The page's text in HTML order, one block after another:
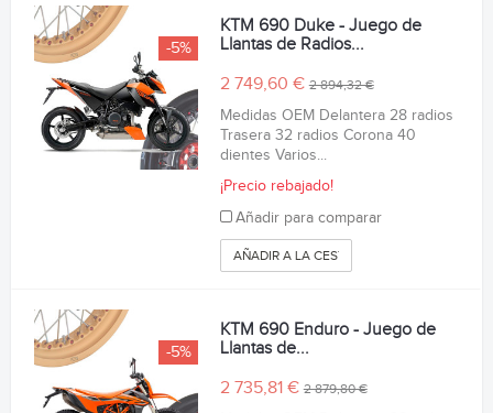
-5%
KTM 690 Duke - Juego de
Llantas de Radios...
2 749,60 €2 894,32 €
Medidas OEM Delantera 28 radios
Trasera 32 radios Corona 40
dientes Varios...
¡Precio rebajado!
Añadir para comparar
AÑADIR A LA CESTA
-5%
KTM 690 Enduro - Juego de
Llantas de...
2 735,81 €2 879,80 €